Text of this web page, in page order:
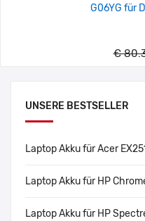
UNSERE BESTSELLER
Laptop Akku für Acer
Laptop Akku für HP
Laptop Akku für HP
G06YG für
€